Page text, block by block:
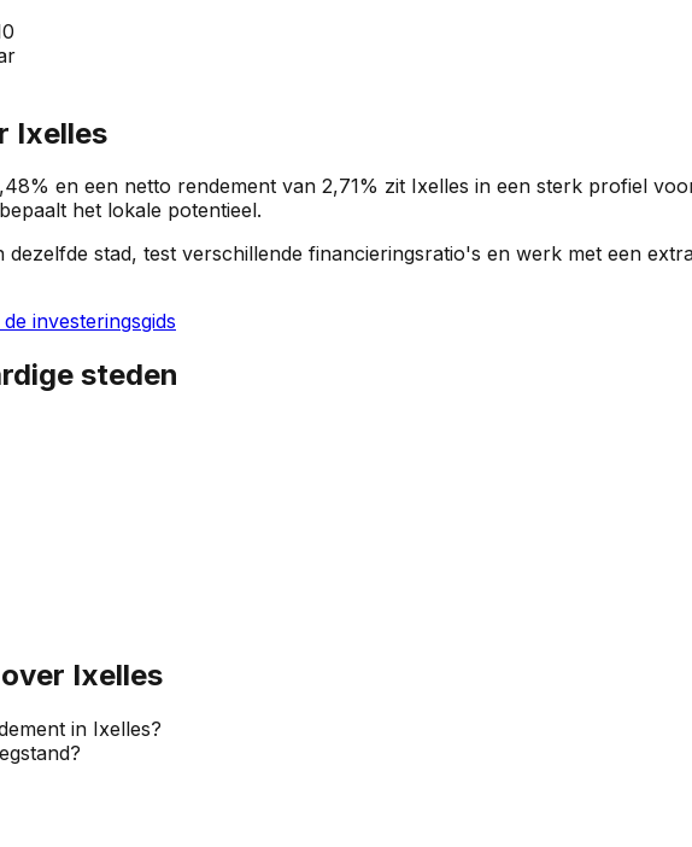
Ixelles
en een netto rendement van 2,71% zit Ixelles in een sterk profiel
bepaalt het lokale potentieel.
dezelfde stad, test verschillende financieringsratio's en werk met een
de investeringsgids
steden
Ixelles
in Ixelles?